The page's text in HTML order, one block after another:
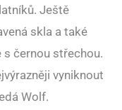
Ještě
skla a také
černou střechou.
vyniknout
Wolf.